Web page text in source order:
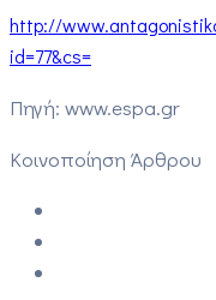
http://
id=77&cs=
Πηγή: www.espa.gr
Κοινοποίηση Άρθρου